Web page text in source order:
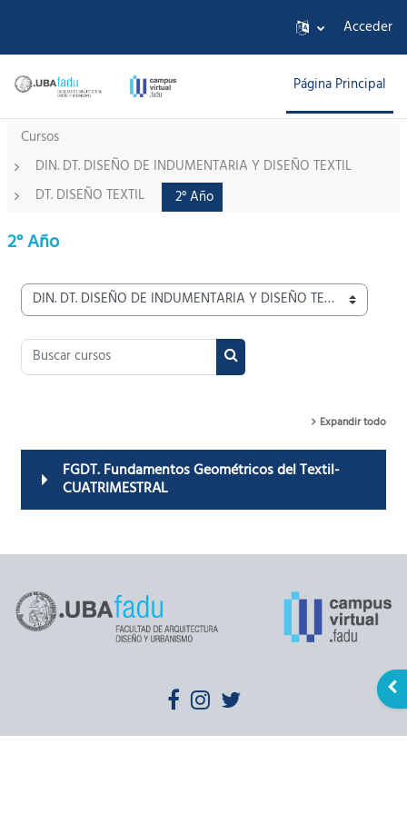
Acceder
Página Principal
Cursos
DIN. DT. DISEÑO DE INDUMENTARIA Y DISEÑO TEXTIL
DT. DISEÑO TEXTIL
2° Año
2° Año
Categorías
Buscar cursos
Buscar cursos
Expandir todo
FGDT. Fundamentos Geométricos del Textil-
CUATRIMESTRAL